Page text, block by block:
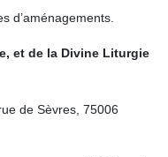
d’aménagements.
et de la Divine Liturgie
de Sèvres, 75006